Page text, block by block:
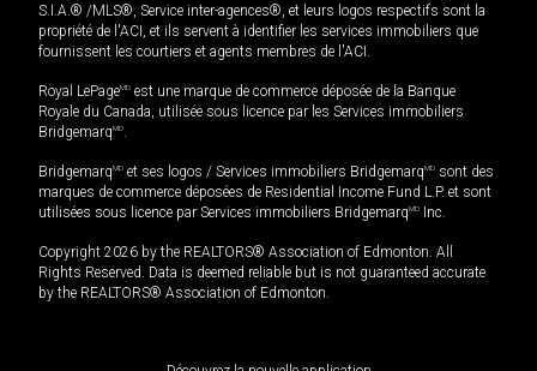
S.I.A.® /MLS®, Service inter-agences®, et leurs logos respectifs sont la
propriété de l'ACI, et ils servent à identifier les services immobiliers que
fournissent les courtiers et agents membres de l'ACI.
Royal LePageMD est une marque de commerce déposée de la Banque
Royale du Canada, utilisée sous licence par les Services immobiliers
BridgemarqMD.
BridgemarqMD et ses logos / Services immobiliers BridgemarqMD sont des
marques de commerce déposées de Residential Income Fund L.P. et sont
utilisées sous licence par Services immobiliers BridgemarqMD Inc.
Copyright 2026 by the REALTORS® Association of Edmonton. All
Rights Reserved. Data is deemed reliable but is not guaranteed accurate
by the REALTORS® Association of Edmonton.